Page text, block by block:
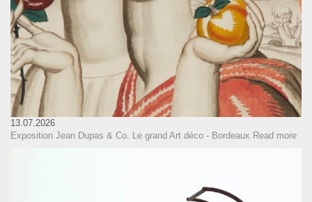
13.07.2026
Exposition Jean Dupas & Co. Le grand Art déco - Bordeaux Read more